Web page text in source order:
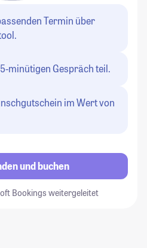
Termin über
minütigen Gespräch teil.
im Wert von
und buchen
Bookings weitergeleitet